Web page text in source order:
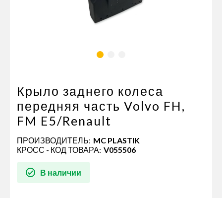
Крыло заднего колеса
передняя часть Volvo FH,
FM E5/Renault
ПРОИЗВОДИТЕЛЬ: MC PLASTIK
КРОСС - КОД ТОВАРА: V055506
В наличии